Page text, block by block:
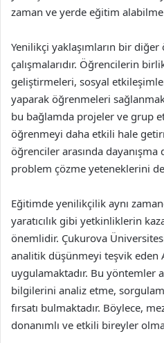
zaman ve yerde eğitim
Yenilikçi yaklaşımların bir
çalışmalarıdır. Öğrencilerin
geliştirmeleri, sosyal
yaparak öğrenmeleri
bu bağlamda projeler ve grup
öğrenmeyi daha etkili hale
öğrenciler arasında
problem çözme yeteneklerini
Eğitimde yenilikçilik aynı
yaratıcılık gibi yetkinliklerin
önemlidir. Çukurova
analitik düşünmeyi teşvik
uygulamaktadır. Bu yöntemler
bilgilerini analiz etme,
fırsatı bulmaktadır. Böylece,
donanımlı ve etkili bireyler